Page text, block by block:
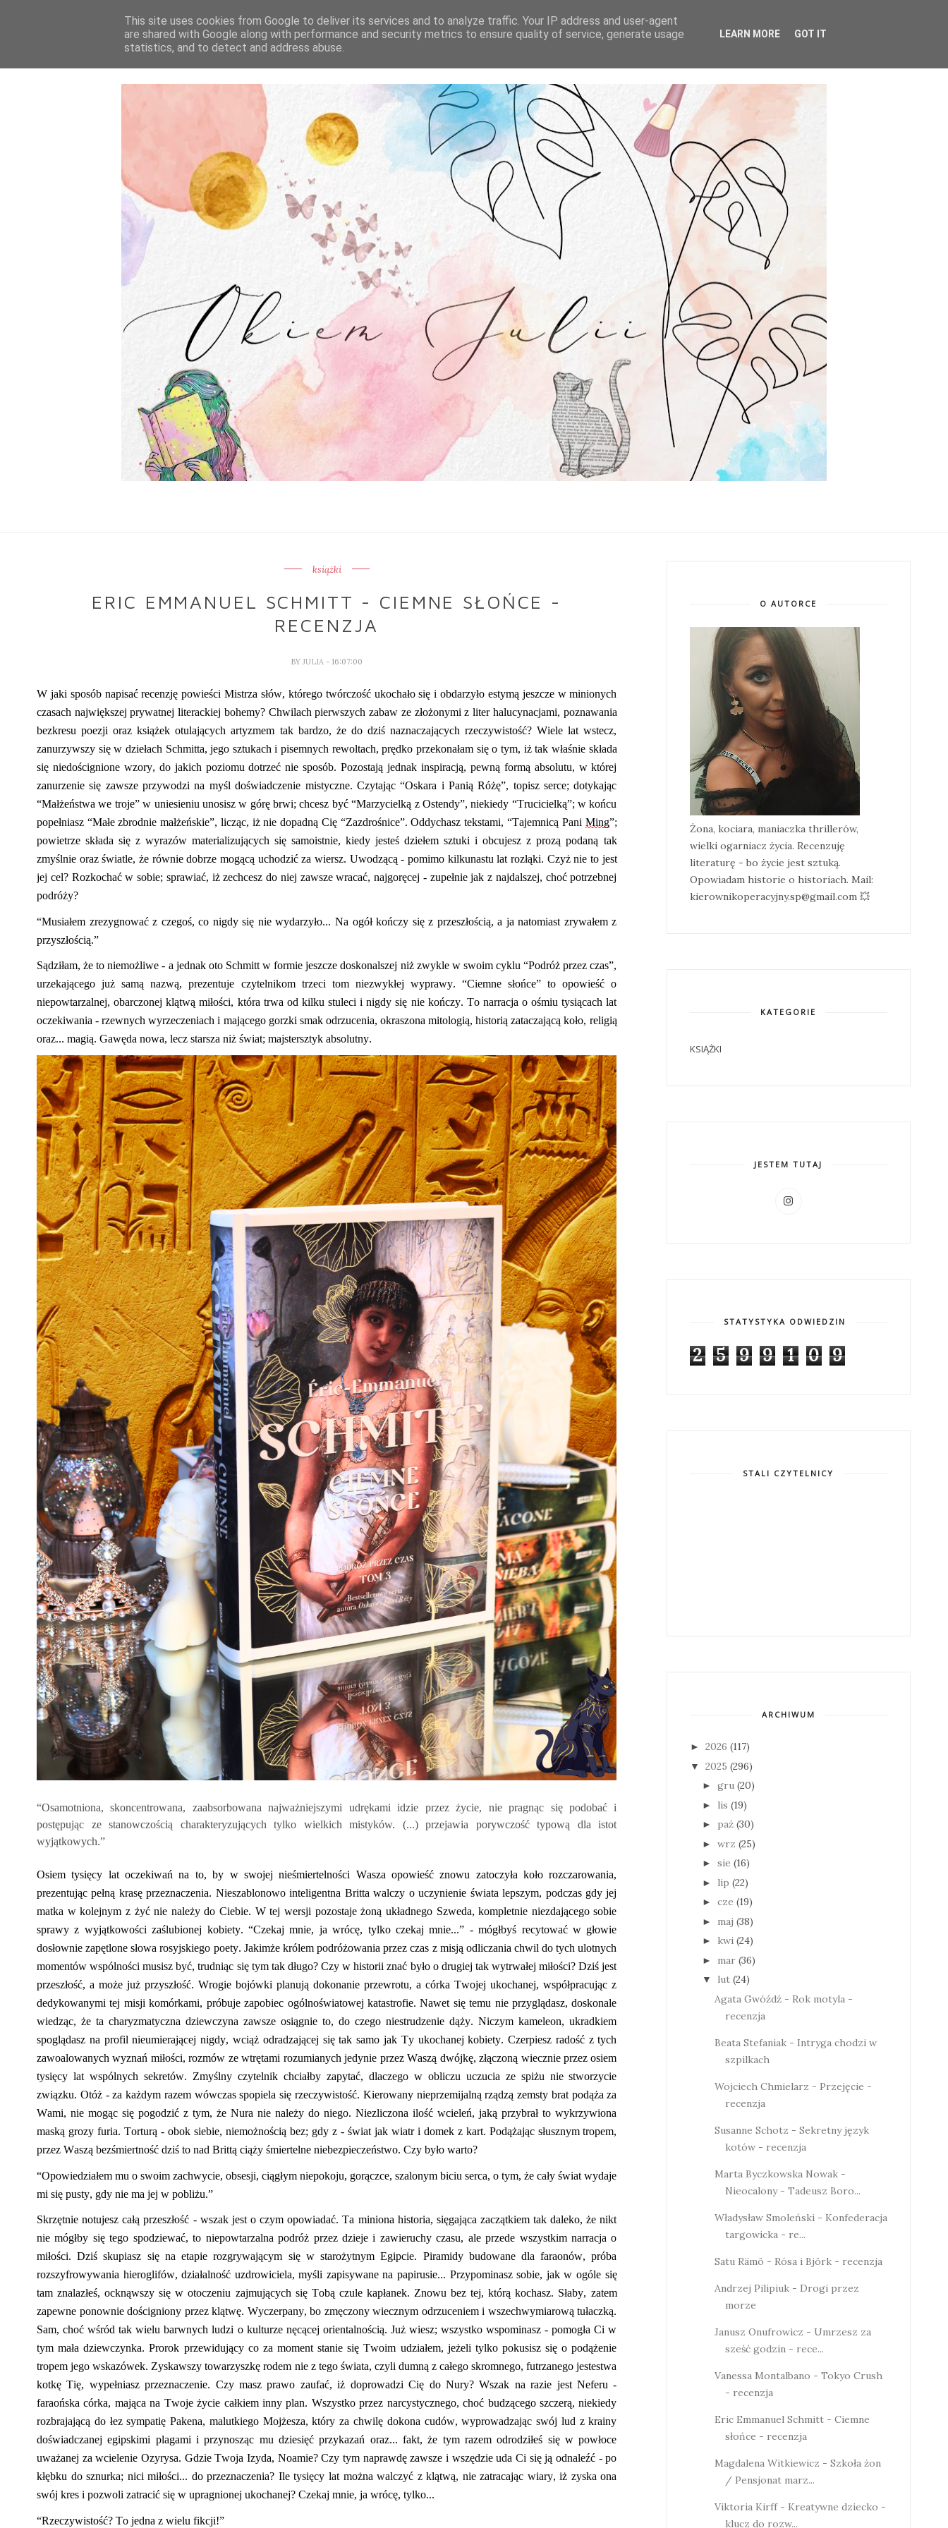
STRONA GŁÓWNA O MNIE WSPÓŁPRACA
książki
ERIC EMMANUEL SCHMITT - CIEMNE SŁOŃCE -
RECENZJA
BYJULIA - 16:07:00
W jaki sposób napisać recenzję powieści Mistrza słów, którego twórczość ukochało się i obdarzyło estymą jeszcze w minionych
czasach największej prywatnej literackiej bohemy? Chwilach pierwszych zabaw ze złożonymi z liter halucynacjami, poznawania
bezkresu poezjioraz książek otulających artyzmem tak bardzo, że do dziś naznaczających rzeczywistość? Wiele lat wstecz,
zanurzywszy się w dziełach Schmitta, jego sztukach i pisemnych rewoltach, prędko przekonałam się o tym, iż tak właśnie składa
się niedoścignione wzory, do jakich poziomu dotrzeć nie sposób. Pozostają jednak inspiracją, pewną formą absolutu, w której
zanurzenie się zawsze przywodzi na myśl doświadczenie mistyczne. Czytając “Oskara i Panią Różę”, topisz serce; dotykając
“Małżeństwa we troje” w uniesieniu unosisz w górę brwi; chcesz być “Marzycielką z Ostendy”, niekiedy “Trucicielką”; w końcu
popełniasz “Małe zbrodnie małżeńskie”, licząc, iż nie dopadną Cię “Zazdrośnice”. Oddychasztekstami, “Tajemnicą Pani Ming”;
powietrze składa się z wyrazów materializujących się samoistnie, kiedyjesteś dziełem sztuki iobcujesz z prozą podaną tak
zmyślnie orazświatle, że równie dobrze mogącą uchodzić za wiersz. Uwodzącą - pomimo kilkunastu lat rozłąki. Czyż nie to jest
jej cel? Rozkochać w sobie; sprawiać, iż zechcesz do niej zawsze wracać, najgoręcej - zupełnie jak z najdalszej, choćpotrzebnej
podróży?
“Musiałem zrezygnować z czegoś, co nigdy się nie wydarzyło... Na ogół kończy się z przeszłością, a ja natomiast zrywałem z
przyszłością.”
Sądziłam, że to niemożliwe - a jednak oto Schmitt w formie jeszcze doskonalszej niż zwykle w swoim cyklu “Podróż przez czas”,
urzekającego już samą nazwą, prezentuje czytelnikom trzeci tom niezwykłej wyprawy. “Ciemne słońce” to opowieść o
niepowtarzalnej, obarczonej klątwą miłości, która trwa od kilku stuleci i nigdy się nie kończy. To narracja o ośmiu tysiącach lat
oczekiwania - rzewnych wyrzeczeniach i mającego gorzki smak odrzucenia, okraszona mitologią, historią zataczającą koło, religią
oraz... magią. Gawęda nowa, lecz starsza niż świat; majstersztyk absolutny.
“Osamotniona, skoncentrowana, zaabsorbowana najważniejszymi udrękami idzie przez życie, nie pragnąc się podobać i
postępując ze stanowczością charakteryzujących tylko wielkich mistyków. (...)przejawia porywczość typową dla istot
wyjątkowych.”
Osiem tysięcy lat oczekiwań na to, by w swojej nieśmiertelności Wasza opowieść znowu zatoczyłakoło rozczarowania,
prezentując pełną krasę przeznaczenia. Nieszablonowo inteligentna Britta walczy o uczynienie świata lepszym, podczas gdy jej
matka wkolejnym z żyć nie należy do Ciebie. W tej wersji pozostaje żoną układnego Szweda, kompletnie niezdającego sobie
sprawy z wyjątkowości zaślubionej kobiety. “Czekaj mnie, ja wrócę, tylko czekaj mnie...” - mógłbyś recytować w głowie
dosłownie zapętlone słowa rosyjskiego poety. Jakimże królem podróżowania przez czas z misją odliczania chwildo tych ulotnych
momentów wspólności musisz być, trudniąc się tym tak długo? Czy w historii znać było o drugiej tak wytrwałej miłości? Dziś jest
przeszłość, a może już przyszłość. Wrogie bojówki planują dokonanie przewrotu, a córka Twojej ukochanej, współpracując z
dedykowanymi tej misji komórkami, próbuje zapobiec ogólnoświatowej katastrofie. Nawet się temu nie przyglądasz, doskonale
wiedząc, że ta charyzmatyczna dziewczyna zawsze osiągnie to, do czego niestrudzenie dąży.Niczym kameleon, ukradkiem
spoglądasz na profil nieumierającej nigdy, wciąż odradzającej się tak samo jak Ty ukochanej kobiety. Czerpiesz radość z tych
zawoalowanych wyznań miłości, rozmów ze wtrętami rozumianych jedynie przez Waszą dwójkę, złączoną wiecznie przez osiem
tysięcy lat wspólnych sekretów. Zmyślny czytelnik chciałby zapytać, dlaczego w obliczu uczucia ze spiżu nie stworzycie
związku. Otóż - za każdym razem wówczas spopiela się rzeczywistość. Kierowany nieprzemijalną rządzą zemsty brat podąża za
Wami, nie mogąc się pogodzić z tym, że Nura nie należy do niego.Niezliczona ilość wcieleń, jaką przybrał to wykrzywiona
maską grozy furia. Torturą - obok siebie, niemożnością bez; gdy z - świat jak wiatr i domek z kart. Podążając słusznym tropem,
przez Waszą bezśmiertność dziś to nad Brittą ciąży śmiertelne niebezpieczeństwo. Czy było warto?
“Opowiedziałem mu o swoim zachwycie, obsesji, ciągłym niepokoju, gorączce, szalonym biciu serca, o tym, że cały świat wydaje
mi się pusty, gdy nie ma jej w pobliżu.”
Skrzętnie notujesz całą przeszłość - wszak jest o czym opowiadać. Ta miniona historia, sięgająca zaczątkiem tak daleko, że nikt
nie mógłby się tego spodziewać, to niepowtarzalna podróż przez dzieje i zawieruchy czasu, ale przede wszystkim narracja o
miłości. Dziś skupiasz się na etapie rozgrywającym się w starożytnym Egipcie. Piramidy budowane dla faraonów,próba
rozszyfrowywania hieroglifów, działalność uzdrowiciela,myśli zapisywane na papirusie... Przypominasz sobie, jak w ogóle się
tam znalazłeś, ocknąwszy się w otoczeniu zajmujących się Tobą czule kapłanek. Znowu bez tej, którą kochasz. Słaby, zatem
zapewne ponownie dościgniony przez klątwę. Wyczerpany, bo zmęczony wiecznym odrzuceniem i wszechwymiarową tułaczką.
Sam, choć wśród tak wielu barwnych ludzi o kulturze nęcącej orientalnością. Już wiesz; wszystko wspominasz - pomogła Ci w
tym mała dziewczynka. Prorok przewidujący co za moment stanie się Twoim udziałem, jeżeli tylko pokusisz się o podążenie
tropem jego wskazówek. Zyskawszy towarzyszkę rodem nie z tego świata, czyli dumną z całego skromnego, futrzanego jestestwa
kotkę Tię, wypełniasz przeznaczenie. Czy masz prawo zaufać, iż doprowadzi Cię do Nury? Wszak na razie jest Neferu -
faraońska córka, mająca na Twoje życie całkiem inny plan. Wszystko przez narcystycznego, choć budzącego szczerą, niekiedy
rozbrajającą do łez sympatię Pakena, malutkiego Mojżesza, który za chwilę dokona cudów, wyprowadzając swój lud zkrainy
doświadczanej egipskimi plagami i przynosząc mu dziesięć przykazań oraz... fakt, że tym razem odrodziłeś się w powłoce
uważanej za wcielenie Ozyrysa. Gdzie Twoja Izyda, Noamie? Czy tym naprawdę zawsze i wszędzie uda Ci się ją odnaleźć - po
kłębku do sznurka; nici miłości... do przeznaczenia? Ile tysięcy lat można walczyć z klątwą, nie zatracając wiary, iż zyska ona
swój kres i pozwoli zatracić się w upragnionej ukochanej? Czekaj mnie, ja wrócę, tylko...
“Rzeczywistość? To jedna z wielu fikcji!”
O AUTORCE
Żona, kociara, maniaczka thrillerów,
wielki ogarniacz życia. Recenzuję
literaturę - bo życie jest sztuką.
Opowiadam historie o historiach. Mail:
kierownikoperacyjny.sp@gmail.com 💥
KATEGORIE
KSIĄŻKI
JESTEM TUTAJ
STATYSTYKA ODWIEDZIN
2 5 9 9 1 0 9
STALI CZYTELNICY
ARCHIWUM
► 2026 (117)
▼ 2025 (296)
► gru (20)
► lis (19)
► paź (30)
► wrz (25)
► sie (16)
► lip (22)
► cze (19)
► maj (38)
► kwi (24)
► mar (36)
▼ lut (24)
Agata Gwóźdź - Rok motyla -
recenzja
Beata Stefaniak - Intryga chodzi w
szpilkach
Wojciech Chmielarz - Przejęcie -
recenzja
Susanne Schotz - Sekretny język
kotów - recenzja
Marta Byczkowska Nowak -
Nieocalony - Tadeusz Boro...
Władysław Smoleński - Konfederacja
targowicka - re...
Satu Rämö - Rósa i Björk - recenzja
Andrzej Pilipiuk - Drogi przez
morze
Janusz Onufrowicz - Umrzesz za
sześć godzin - rece...
Vanessa Montalbano - Tokyo Crush
- recenzja
Eric Emmanuel Schmitt - Ciemne
słońce - recenzja
Magdalena Witkiewicz - Szkoła żon
/ Pensjonat marz...
Viktoria Kirff - Kreatywne dziecko -
klucz do rozw...
This site uses cookies from Google to deliver its services and to analyze traffic. Your IP address and user-agent
are shared with Google along with performance and security metrics to ensure quality of service, generate usage
statistics, and to detect and address abuse.
LEARN MORE GOT IT